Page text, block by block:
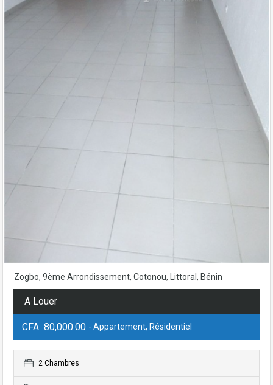
Zogbo, 9ème Arrondissement, Cotonou, Littoral, Bénin
A Louer
CFA 80,000.00 - Appartement, Résidentiel
2 Chambres